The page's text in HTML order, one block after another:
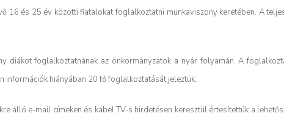
16 és 25 év közötti fiatalokat foglalkoztatni munkaviszony keretében. A
diákot foglalkoztatnának az önkormányzatok a nyár folyamán. A
hiányában 20 fő foglalkoztatását jeleztük.
álló e-mail címeken és kábel TV-s hirdetésen keresztül értesítettük a